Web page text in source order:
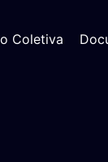
Coletiva